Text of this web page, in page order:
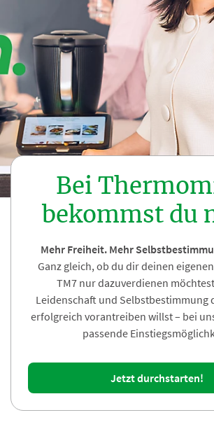
Bei
bekommst du
Mehr Freiheit. Mehr
Ganz gleich, ob du dir deinen
TM7 nur dazuverdienen
Leidenschaft und Selbstbestimmung
erfolgreich vorantreiben willst – bei
passende
Jetzt durchstarten!